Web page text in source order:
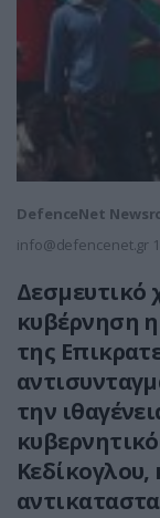
DefenceNet
info@defencenet.gr
Δεσμευτικό
κυβέρνηση
της
την
Κεδίκογλου,